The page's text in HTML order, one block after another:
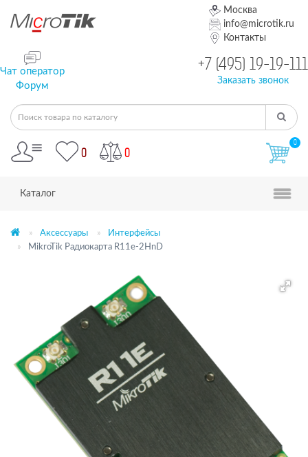
Москва
info@microtik.ru
Контакты
Чат оператор
Форум
+7 (495) 19-19-111
Заказать звонок
0 0
0
Каталог
Аксессуары
Интерфейсы
MikroTik Радиокарта R11e-2HnD